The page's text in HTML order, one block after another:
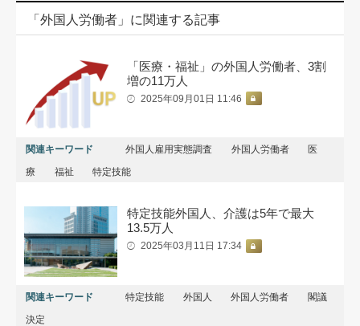
「外国人労働者」に関連する記事
「医療・福祉」の外国人労働者、3割
増の11万人
2025年09月01日 11:46
関連キーワード 外国人雇用実態調査 外国人労働者
医
療
福祉 特定技能
特定技能外国人、介護は5年で最大
13.5万人
2025年03月11日 17:34
関連キーワード 特定技能 外国人 外国人労働者
閣議
決定